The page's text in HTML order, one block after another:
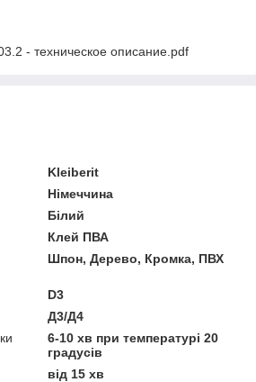
- техническое описание.pdf
Kleiberit
Німеччина
Білий
Клей ПВА
Шпон, Дерево, Кромка, ПВХ
D3
Д3/Д4
6-10 хв при температурі 20
градусів
від 15 хв